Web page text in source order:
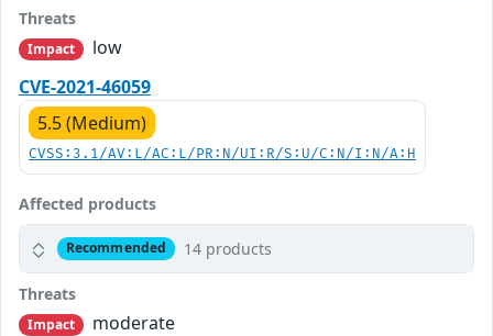
Threats
Impact
low
CVE-2021-46059
5.5 (Medium)
CVSS:3.1/AV:L/AC:L/PR:N/UI:R/S:U/C:N/I:N/A:H
Affected products
Recommended 14 products
Threats
Impact
moderate